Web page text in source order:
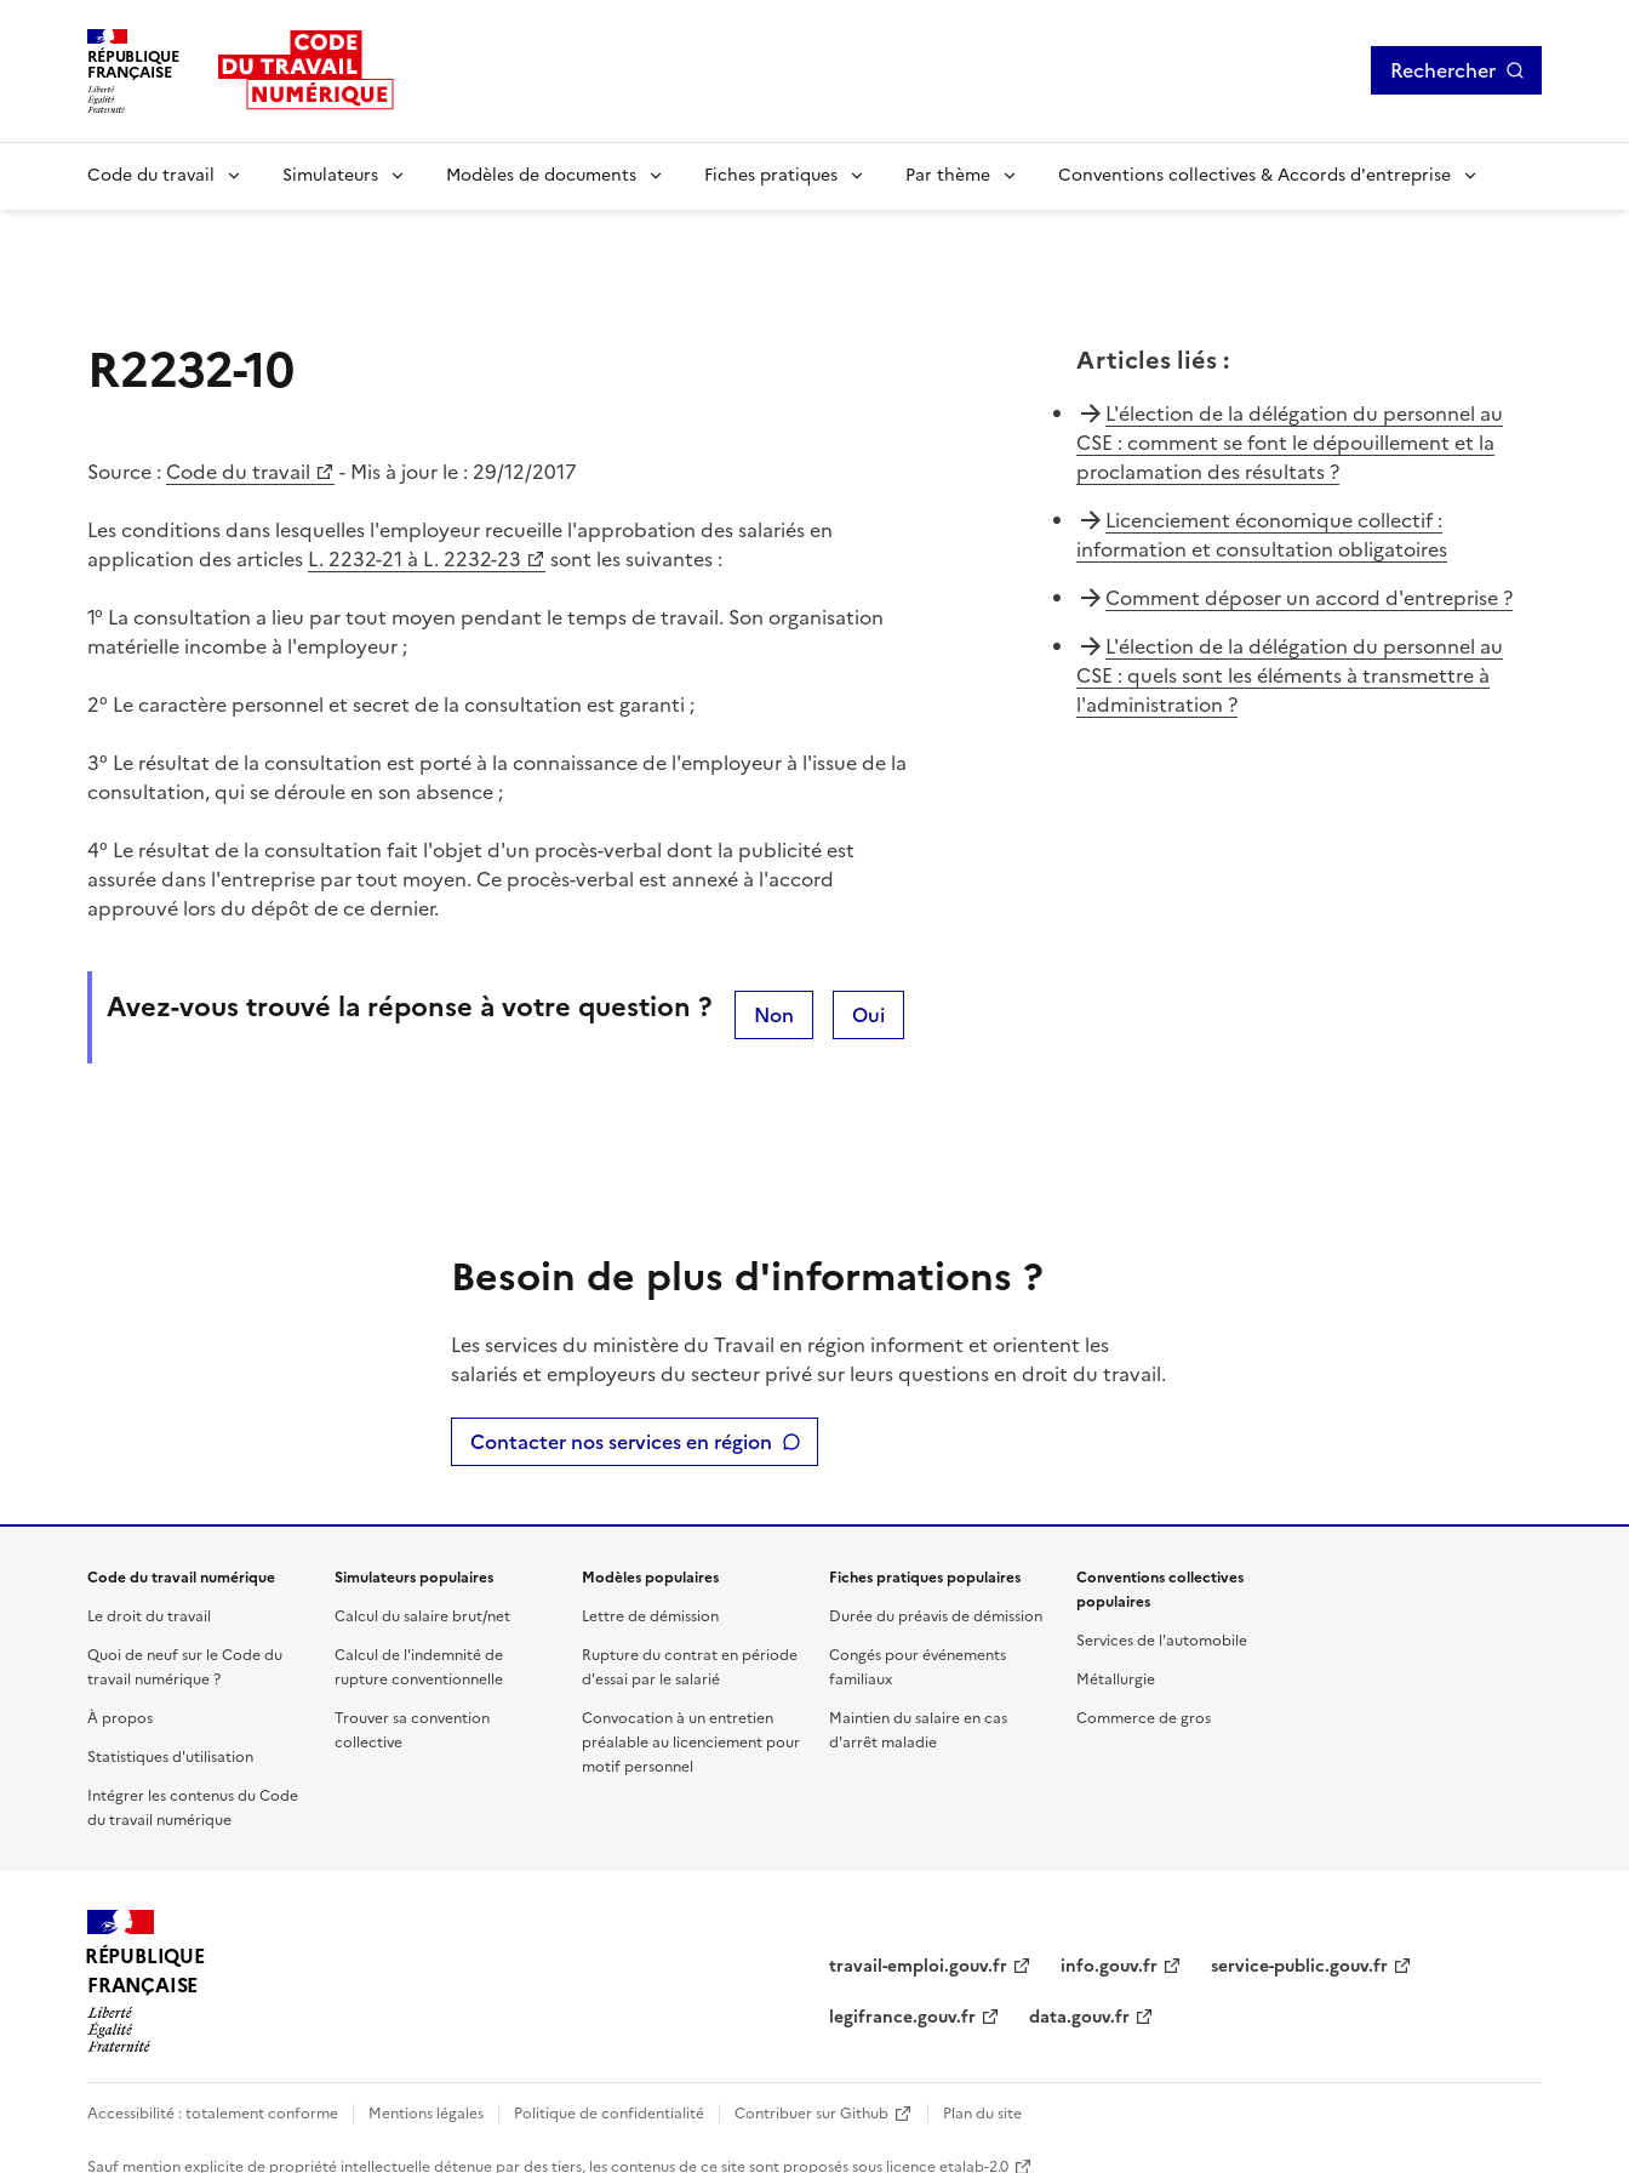
RÉPUBLIQUE
FRANÇAISE Rechercher
Code du travail Simulateurs Modèles de documents Fiches pratiques Par thème Conventions collectives & Accords d'entreprise
R2232-10
Source : Code du travail - Mis à jour le : 29/12/2017
Les conditions dans lesquelles l'employeur recueille l'approbation des salariés en
application des articles L. 2232-21 à L. 2232-23
sont les suivantes :
1° La consultation a lieu par tout moyen pendant le temps de travail. Son organisation
matérielle incombe à l'employeur ;
2° Le caractère personnel et secret de la consultation est garanti ;
3° Le résultat de la consultation est porté à la connaissance de l'employeur à l'issue de la
consultation, qui se déroule en son absence ;
4° Le résultat de la consultation fait l'objet d'un procès-verbal dont la publicité est
assurée dans l'entreprise par tout moyen. Ce procès-verbal est annexé à l'accord
approuvé lors du dépôt de ce dernier.
Avez-vous trouvé la réponse à votre question ? Non Oui
Articles liés:
L'élection de la délégation du personnel au
CSE : comment se font le dépouillement et la
proclamation des résultats ?
Licenciement économique collectif :
information et consultation obligatoires
Comment déposer un accord d'entreprise ?
L'élection de la délégation du personnel au
CSE : quels sont les éléments à transmettre à
l'administration ?
Besoin de plus d'informations ?
Les services du ministère du Travail en région informent et orientent les
salariés et employeurs du secteur privé sur leurs questions en droit du travail.
Contacter nos services en région
Code du travail numérique
Le droit du travail
Quoi de neuf sur le Code du
travail numérique ?
À propos
Statistiques d'utilisation
Intégrer les contenus du Code
du travail numérique
Simulateurs populaires
Calcul du salaire brut/net
Calcul de l'indemnité de
rupture conventionnelle
Trouver sa convention
collective
Modèles populaires
Lettre de démission
Rupture du contrat en période
d'essai par le salarié
Convocation à un entretien
préalable au licenciement pour
motif personnel
Fiches pratiques populaires
Durée du préavis de démission
Congés pour événements
familiaux
Maintien du salaire en cas
d'arrêt maladie
Conventions collectives
populaires
Services de l'automobile
Métallurgie
Commerce de gros
RÉPUBLIQUE
FRANÇAISE
travail-emploi.gouv.fr info.gouv.fr
service-public.gouv.fr
legifrance.gouv.fr
data.gouv.fr
Accessibilité : totalement conforme Mentions légales Politique de confidentialité Contribuer sur Github Plan du site
Sauf mention explicite de propriété intellectuelle détenue par des tiers, les contenus de ce site sont proposés sous licence etalab-2.0